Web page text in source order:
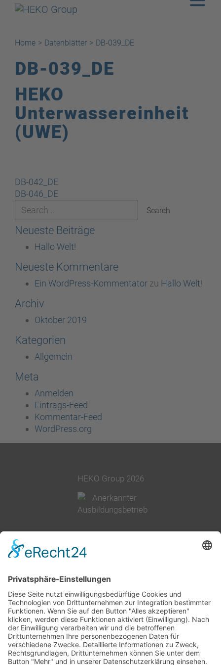
Home > Datenblätter > DB-039_DE
DB-039_DE
HEKO
Unterwassereinheit
(UWE)
Beitragsnavigation
DB-042_DE
DB-046_DE
Neueste Beiträge
Hallo Welt!
Neueste Kommentare
Ein WordPress-Kommentator zu Hallo Welt!
Archiv
Oktober 2019
Kategorien
Allgemein
Meta
Anmelden
Eintrags-Feed
Kommentar-Feed
WordPress.org
HEKO Group 2026
Datenschutz
AGB
Cookie-Einstellungen
Unternehmensgruppe
Geschichte